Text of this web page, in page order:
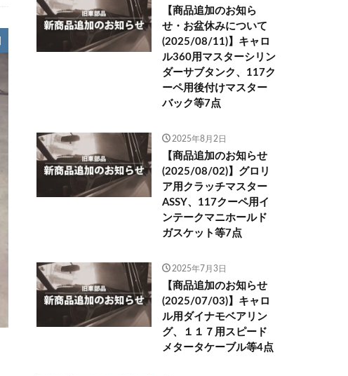
【商品追加のお知ら
せ・お盆休みについて
(2025/08/11)】キャロ
ル360用マスターシリン
ダーサブタンク、117ク
ーペ用後付けマスター
バック等7点
2025年8月2日
【商品追加のお知らせ
(2025/08/02)】グロリ
ア用クラッチマスター
ASSY、117クーペ用イ
ンテークマニホールド
ガスケット等7点
2025年7月3日
【商品追加のお知らせ
(2025/07/03)】キャロ
ル用ダイナモベアリン
グ、１１７用スピード
メタータケーブル等4点